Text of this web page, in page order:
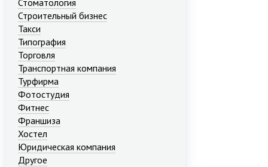
Стоматология
Строительный бизнес
Такси
Типография
Торговля
Транспортная компания
Турфирма
Фотостудия
Фитнес
Франшиза
Хостел
Юридическая компания
Другое